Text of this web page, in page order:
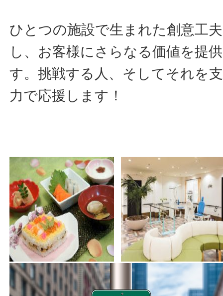
ひとつの施設で生まれた創意工
し、お客様にさらなる価値を提
す。挑戦する人、そしてそれを
力で応援します！